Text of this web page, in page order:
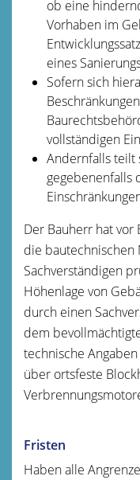
ob eine
Vorhaben im
eines
Sofern sich
vollständigen
Andernfalls teilt
gegebenenfalls
Der Bauherr hat vor
die bautechnischen
Sachverständigen
Höhenlage von
durch einen
dem
technische
über ortsfeste
Fristen
Haben alle